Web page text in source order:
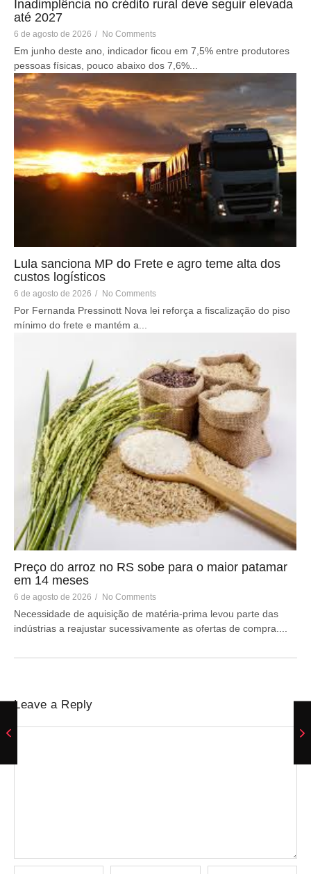
Inadimplência no crédito rural deve seguir elevada
até 2027
6 de agosto de 2026 / No Comments
Em junho deste ano, indicador ficou em 7,5% entre produtores
pessoas físicas, pouco abaixo dos 7,6%...
Lula sanciona MP do Frete e agro teme alta dos
custos logísticos
6 de agosto de 2026 / No Comments
Por Fernanda Pressinott Nova lei reforça a fiscalização do piso
mínimo do frete e mantém a...
Preço do arroz no RS sobe para o maior patamar
em 14 meses
6 de agosto de 2026 / No Comments
Necessidade de aquisição de matéria-prima levou parte das
indústrias a reajustar sucessivamente as ofertas de compra....
Leave a Reply